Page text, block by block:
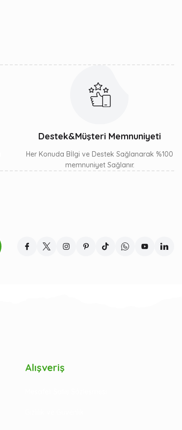
Destek&Müşteri Memnuniyeti
Her Konuda Bİlgi ve Destek Sağlanarak %100
memnuniyet Sağlanır.
Alışveriş